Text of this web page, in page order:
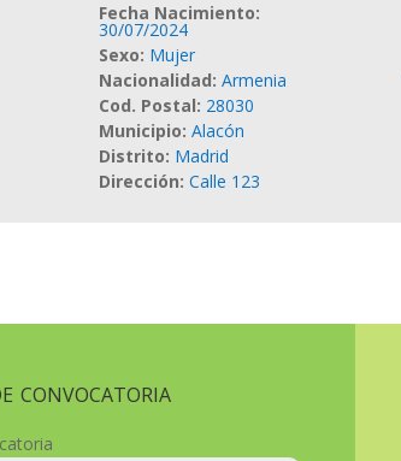
Fecha Nacimiento:
30/07/2024
Sexo: Mujer
Nacionalidad:Armenia
Cod. Postal: 28030
Municipio:Alacón
Distrito: Madrid
Dirección:Calle 123
convocatoria